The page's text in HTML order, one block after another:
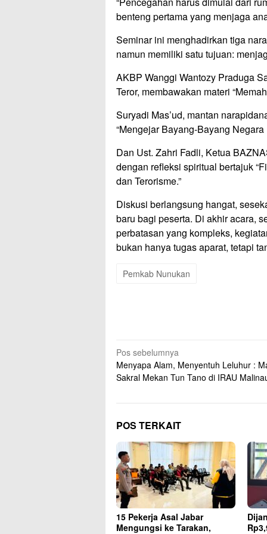
benteng pertama yang menjaga
Seminar ini menghadirkan tiga
namun memiliki satu tujuan:
AKBP Wanggi Wantozy Praduga
Teror, membawakan materi
Suryadi Mas’ud, mantan
“Mengejar Bayang-Bayang Negara
Dan Ust. Zahri Fadli, Ketua
dengan refleksi spiritual bertajuk
dan Terorisme.”
Diskusi berlangsung hangat,
baru bagi peserta. Di akhir acara,
perbatasan yang kompleks,
bukan hanya tugas aparat, tetapi
Pemkab Nunukan
Navigasi
pos
Pos sebelumnya
Menyapa Alam, Menyentuh Leluhur :
Sakral Mekan Tun Tano di IRAU
POS TERKAIT
15 Pekerja Asal Jabar
Mengungsi ke Tarakan,